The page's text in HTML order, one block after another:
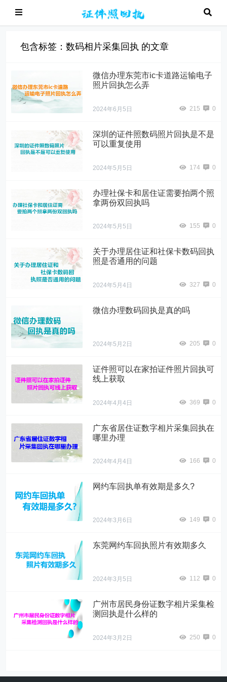
包含标签：数码相片采集回执 的文章
微信办理东莞市ic卡道路运输电子
照片回执怎么弄
2024年6月5日 215 0
深圳的证件照数码照片回执是不是
可以重复使用
2024年5月5日 174 0
办理社保卡和居住证需要拍两个照
拿两份双回执吗
2024年5月5日 155 0
关于办理居住证和社保卡数码回执
照是否通用的问题
2024年5月4日 327 0
微信办理数码回执是真的吗
2024年5月2日 205 0
证件照可以在家拍证件照片回执可
线上获取
2024年4月4日 369 0
广东省居住证数字相片采集回执在
哪里办理
2024年4月4日 166 0
网约车回执单有效期是多久?
2024年3月6日 149 0
东莞网约车回执照片有效期多久
2024年3月5日 112 0
广州市居民身份证数字相片采集检
测回执是什么样的
2024年3月2日 250 0